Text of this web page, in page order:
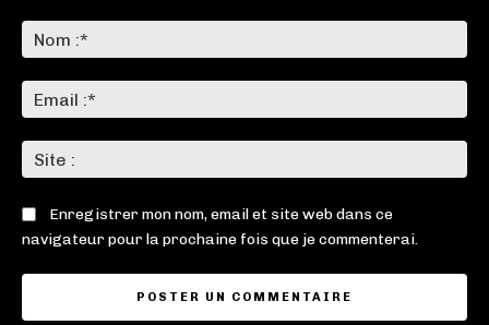
:*
:*
:
Enregistrer mon nom, email et site web dans ce
navigateur pour la prochaine fois que je commenterai.